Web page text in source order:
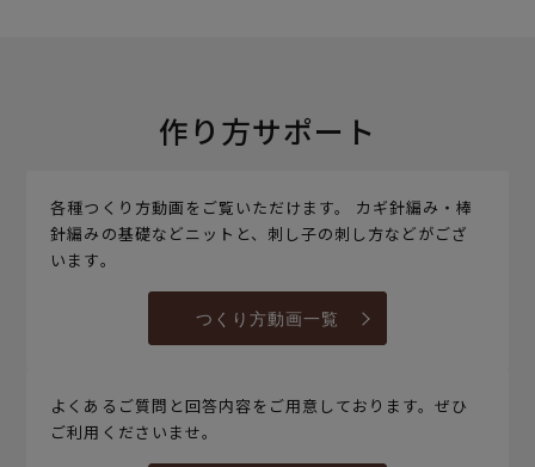
作り方サポート
各種つくり方動画をご覧いただけます。 カギ針編み・棒
針編みの基礎などニットと、刺し子の刺し方などがござ
います。
つくり方動画一覧
よくあるご質問と回答内容をご用意しております。ぜひ
ご利用くださいませ。